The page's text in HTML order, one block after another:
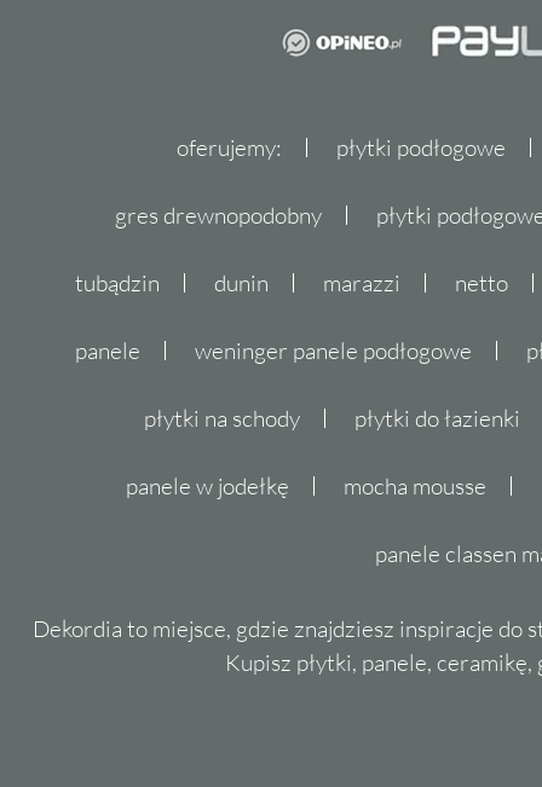
oferujemy: płytki podłogowe
gres drewnopodobny płytki
tubądzin dunin marazzi netto
panele weninger panele podłogowe
płytki na schody płytki do łazienki
panele w jodełkę mocha mousse
panele classen
Dekordia to miejsce, gdzie znajdziesz inspiracje do
Kupisz płytki, panele,